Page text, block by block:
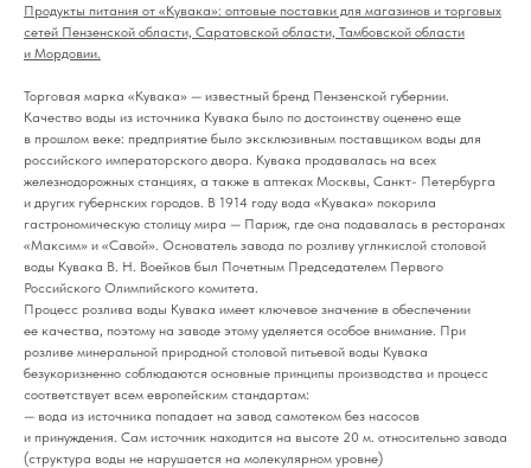
Продукты питания от «Кувака»: оптовые поставки для магазинов и торговых
сетей Пензенской области, Саратовской области, Тамбовской области
и Мордовии.
Торговая марка «Кувака» — известный бренд Пензенской губернии.
Качество воды из источника Кувака было по достоинству оценено еще
в прошлом веке: предприятие было эксклюзивным поставщиком воды для
российского императорского двора. Кувака продавалась на всех
железнодорожных станциях, а также в аптеках Москвы, Санкт- Петербурга
и других губернских городов. В 1914 году вода «Кувака» покорила
гастрономическую столицу мира — Париж, где она подавалась в ресторанах
«Максим» и «Савой». Основатель завода по розливу углнкислой столовой
воды Кувака В. Н. Воейков был Почетным Председателем Первого
Российского Олимпийского комитета.
Процесс розлива воды Кувака имеет ключевое значение в обеспечении
ее качества, поэтому на заводе этому уделяется особое внимание. При
розливе минеральной природной столовой питьевой воды Кувака
безукоризненно соблюдаются основные принципы производства и процесс
соответствует всем европейским стандартам:
— вода из источника попадает на завод самотеком без насосов
и принуждения. Сам источник находится на высоте 20 м. относительно завода
(структура воды не нарушается на молекулярном уровне)